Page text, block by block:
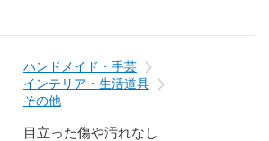
ハンドメイド・手芸
インテリア・生活道具
その他
目立った傷や汚れなし